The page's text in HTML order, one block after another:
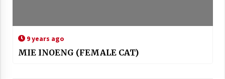
9 years ago
MIE INOENG (FEMALE CAT)